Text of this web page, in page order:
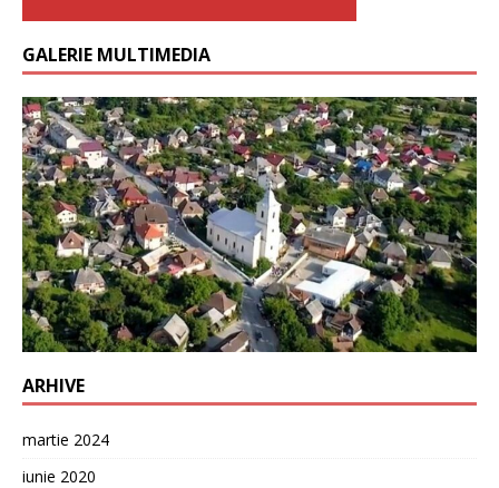
GALERIE MULTIMEDIA
ARHIVE
martie 2024
iunie 2020